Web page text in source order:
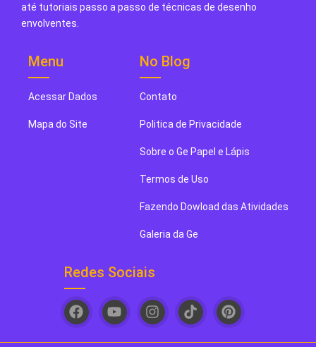
até tutoriais passo a passo de técnicas de desenho
envolventes.
Menu
Acessar Dados
Mapa do Site
No Blog
Contato
Politica de Privacidade
Sobre o Ge Papel e Lápis
Termos de Uso
Fazendo Dowload das Atividades
Galeria da Ge
Redes Sociais